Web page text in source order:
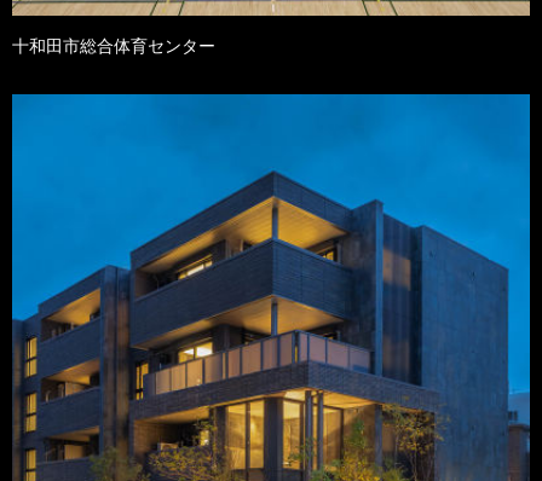
十和田市総合体育センター